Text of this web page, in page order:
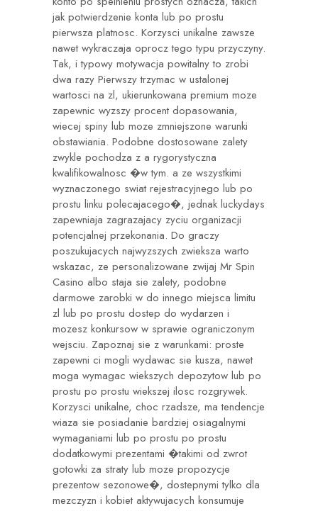
jak potwierdzenie konta lub po prostu
pierwsza platnosc. Korzysci unikalne zawsze
nawet wykraczaja oprocz tego typu przyczyny.
Tak, i typowy motywacja powitalny to zrobi
dwa razy Pierwszy trzymac w ustalonej
wartosci na zl, ukierunkowana premium moze
zapewnic wyzszy procent dopasowania,
wiecej spiny lub moze zmniejszone warunki
obstawiania. Podobne dostosowane zalety
zwykle pochodza z a rygorystyczna
kwalifikowalnosc �w tym. a ze wszystkimi
wyznaczonego swiat rejestracyjnego lub po
prostu linku polecajacego�, jednak luckydays
zapewniaja zagrazajacy zyciu organizacji
potencjalnej przekonania. Do graczy
poszukujacych najwyzszych zwieksza warto
wskazac, ze personalizowane zwijaj Mr Spin
Casino albo staja sie zalety, podobne
darmowe zarobki w do innego miejsca limitu
zl lub po prostu dostep do wydarzen i
mozesz konkursow w sprawie ograniczonym
wejsciu. Zapoznaj sie z warunkami: proste
zapewni ci mogli wydawac sie kusza, nawet
moga wymagac wiekszych depozytow lub po
prostu po prostu wiekszej ilosc rozgrywek.
Korzysci unikalne, choc rzadsze, ma tendencje
wiaza sie posiadanie bardziej osiagalnymi
wymaganiami lub po prostu po prostu
dodatkowymi prezentami �takimi od zwrot
gotowki za straty lub moze propozycje
prezentow sezonowe�, dostepnymi tylko dla
mezczyzn i kobiet aktywujacych konsumuje